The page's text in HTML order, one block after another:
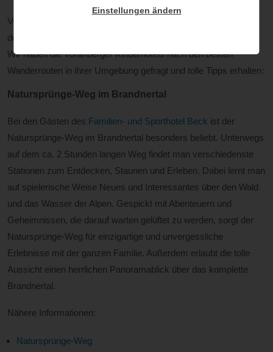
Verschneite Berge zum Skifahren und herrliche Wanderwege in
der vielseitigen Naturlandschaft – Dies zeichnet Vorarlberg aus.
Wir haben die Vorarlberger Kinderhotels nach den besten
Wanderrouten in ihrer Umgebung gefragt und tolle Tipps erhalten:
Natursprünge-Weg im Brandnertal
Bei den Gästen des Familien- und Sporthotel Beck ist der
Natursprünge-Weg im Brandnertal besonders beliebt. Unterwegs
auf dem ca. 2 Stunden langen Weg findet man verschiedenste
Stationen zum Entdecken, Staunen und Erleben. Dabei lernt man
auf spielerische Weise Neues und Interessantes über den Wald
und das Wasser der Alpen. Gespickt mit Abenteuern und
Geheimnissen, die darauf warten gelüftet zu werden, sorgt der
Natursprünge-Weg für einzigartige und unvergessliche
Erlebnisse mit der ganzen Familie. Außerdem erlaubt die tolle
Aussicht einen herrlichen Panoramablick über das komplette
Brandnertal.
Nähere Informationen:
Natursprünge-Weg
Einstellungen ändern